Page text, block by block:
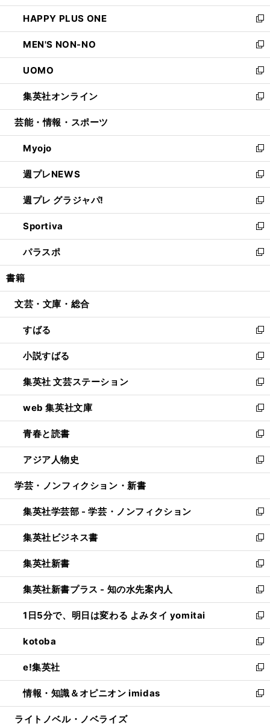
開
く
ウ
で
開
く
ン
ド
ウ
で
開
く
ウ
ィ
ン
ド
ウ
で
開
く
し
い
ウ
ィ
ン
ド
ウ
で
開
HAPPY PLUS ONE
新
し
い
ウ
ィ
ン
ド
ウ
開
く
MEN'S NON-NO
新
し
い
ウ
ィ
ン
ウ
で
開
く
UOMO
新
し
い
ウ
ン
ド
ウ
で
開
く
集英社オンライン
新
し
ウ
ィ
ン
ド
ウ
で
開
く
芸能・情報・スポーツ
Myojo
新
し
い
ウ
ィ
ン
ド
ウ
で
開
週プレNEWS
新
し
い
ウ
ィ
ン
ド
ウ
開
週プレ グラジャパ!
新
し
い
ウ
ィ
ン
ウ
開
く
Sportiva
新
し
い
ウ
ン
ウ
で
開
く
パラスポ
新
し
ウ
ン
ド
ウ
で
開
く
書籍
文芸・文庫・総合
すばる
新
し
い
ウ
ィ
ン
ド
ウ
で
開
く
小説すばる
新
し
い
ウ
ィ
ン
ド
ウ
で
開
集英社 文芸ステーション
新
し
い
ウ
ィ
ン
ド
ウ
開
く
web 集英社文庫
新
し
い
ウ
ィ
ン
ウ
で
開
く
青春と読書
新
し
い
ウ
ン
ド
ウ
で
開
く
アジア人物史
新
し
ウ
ィ
ン
ド
ウ
で
開
く
学芸・ノンフィクション・新書
集英社学芸部 - 学芸・ノンフィクション
新
し
い
ウ
ィ
ン
ド
ウ
で
開
く
集英社ビジネス書
新
し
い
ウ
ィ
ン
ド
ウ
で
開
く
集英社新書
新
し
い
ウ
ィ
ン
ド
ウ
で
開
く
集英社新書プラス - 知の水先案内人
新
し
い
ウ
ィ
ン
ド
ウ
で
開
1日5分で、明日は変わる よみタイ yomitai
新
し
い
ウ
ィ
ン
ド
ウ
kotoba
新
し
い
ウ
ィ
ン
e!集英社
新
し
い
ウ
情報・知識＆オピニオン imidas
新
し
ライトノベル・ノベライズ